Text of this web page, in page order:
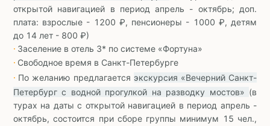
открытой навигацией в период апрель - октябрь; доп.
плата: взрослые - 1200 ₽, пенсионеры - 1000 ₽, детям
до 14 лет - 800 ₽)
∙ Заселение в отель 3* по системе «Фортуна»
∙ Свободное время в Санкт-Петербурге
∙ По желанию предлагается экскурсия «Вечерний Санкт-
Петербург с водной прогулкой на разводку мостов» (в
турах на даты с открытой навигацией в период апрель -
октябрь, состоится при сборе группы минимум 15 чел.,